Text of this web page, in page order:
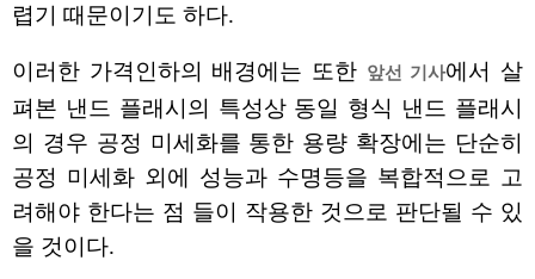
렵기 때문이기도 하다.
이러한 가격인하의 배경에는 또한 앞선 기사에서 살
펴본 낸드 플래시의 특성상 동일 형식 낸드 플래시
의 경우 공정 미세화를 통한 용량 확장에는 단순히
공정 미세화 외에 성능과 수명등을 복합적으로 고
려해야 한다는 점 들이 작용한 것으로 판단될 수 있
을 것이다.